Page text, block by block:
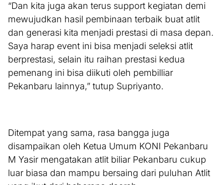
“Dan kita juga akan terus support kegiatan demi
mewujudkan hasil pembinaan terbaik buat atlit
dan generasi kita menjadi prestasi di masa depan.
Saya harap event ini bisa menjadi seleksi atlit
berprestasi, selain itu raihan prestasi kedua
pemenang ini bisa diikuti oleh pembilliar
Pekanbaru lainnya,” tutup Supriyanto.
Ditempat yang sama, rasa bangga juga
disampaikan oleh Ketua Umum KONI Pekanbaru
M Yasir mengatakan atlit biliar Pekanbaru cukup
luar biasa dan mampu bersaing dari puluhan Atlit